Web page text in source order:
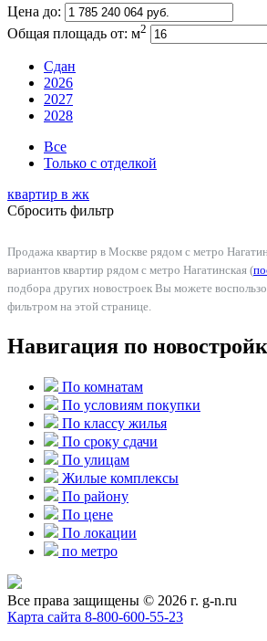
Цена до:
Общая площадь от: м2
Сдан
2026
2027
2028
Все
Только с отделкой
квартир в жк
Сбросить фильтр
Продажа квартир в Москве рядом с метро
вариантов квартир рядом с метро Нагатинская (
подбора других новостроек Вы можете
фильтром на этой странице.
Навигация по
По комнатам
По условиям покупки
По классу жилья
По сроку сдачи
По улицам
Жилые комплексы
По району
По цене
По локации
по метро
Все права защищены © 2026 г. g-n.ru
Карта сайта 8-800-600-55-23